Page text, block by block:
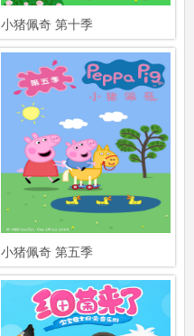
小猪佩奇 第十季
小猪佩奇 第五季